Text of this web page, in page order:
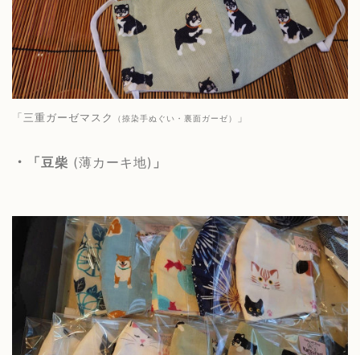
「三重ガーゼマスク （捺染手ぬぐい・裏面ガーゼ） 」
・ 「豆柴 (薄カーキ地) 」